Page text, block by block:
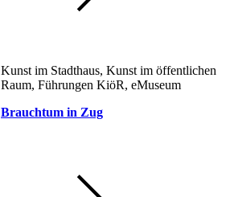
Kunst im Stadthaus, Kunst im öffentlichen
Raum, Führungen KiöR, eMuseum
Brauchtum in Zug